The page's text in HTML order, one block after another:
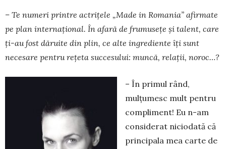
– Te numeri printre actriţele „Made in Ro­mania” afirmate
pe plan internaţional. În afară de frumuseţe şi talent, care
ţi-au fost dăruite din plin, ce alte ingrediente îţi sunt
necesare pen­tru reţeta succesului: muncă, relaţii, no­roc…?
– În primul rând,
mulţumesc mult pentru
com­pliment! Eu n-am
considerat niciodată că
principala mea carte de